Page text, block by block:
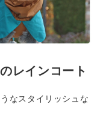
レインコート
なスタイリッシュな